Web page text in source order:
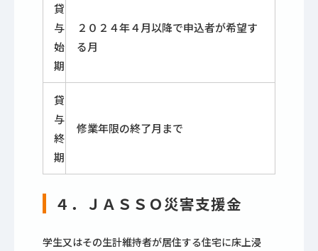
貸
与
始
期
２０２４年４月以降で申込者が希望す
る月
貸
与
終
期
修業年限の終了月まで
４．ＪＡＳＳＯ災害支援金
学生又はその生計維持者が居住する住宅に床上浸